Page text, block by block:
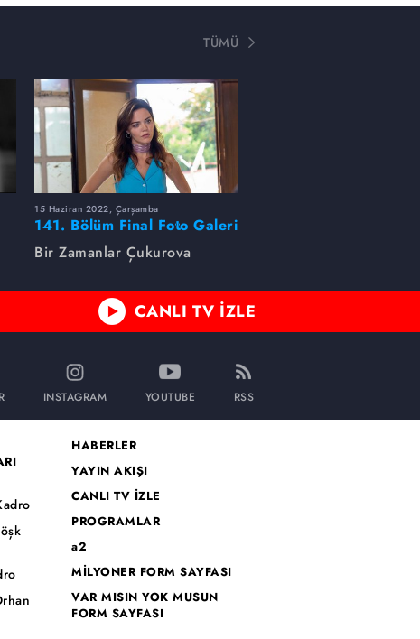
TÜMÜ
15 Haziran 2022, Çarşamba
141. Bölüm Final Foto Galeri
Bir Zamanlar Çukurova
CANLI TV İZLE
INSTAGRAM YOUTUBE RSS
HABERLER
YAYIN AKIŞI
CANLI TV İZLE
PROGRAMLAR
a2
MİLYONER FORM SAYFASI
VAR MISIN YOK MUSUN
FORM SAYFASI